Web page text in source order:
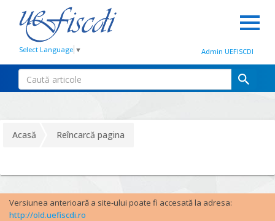
Select Language ▼ Admin UEFISCDI
Acasă Reîncarcă pagina
Versiunea anterioară a site-ului poate fi accesată la adresa:
http://old.uefiscdi.ro